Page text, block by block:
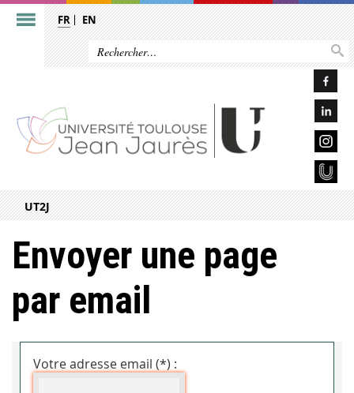
FR EN
UT2J
Envoyer une page
par email
Votre adresse email (*) :